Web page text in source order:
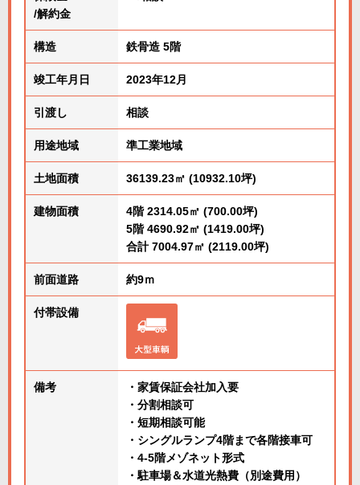
/解約金
構造 鉄骨造 5階
竣工年月日 2023年12月
引渡し 相談
用途地域 準工業地域
土地面積 36139.23㎡ (10932.10坪)
建物面積
4階 2314.05㎡ (700.00坪)
5階 4690.92㎡ (1419.00坪)
合計 7004.97㎡ (2119.00坪)
前面道路 約9ｍ
付帯設備
備考
・家賃保証会社加入要
・分割相談可
・短期相談可能
・シングルランプ4階まで各階接車可
・4-5階メゾネット形式
・駐車場＆水道光熱費（別途費用）